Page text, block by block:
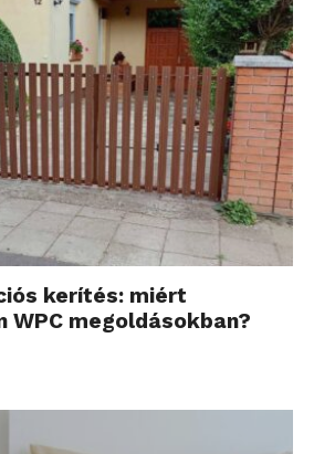
kerítés: miért
WPC megoldásokban?